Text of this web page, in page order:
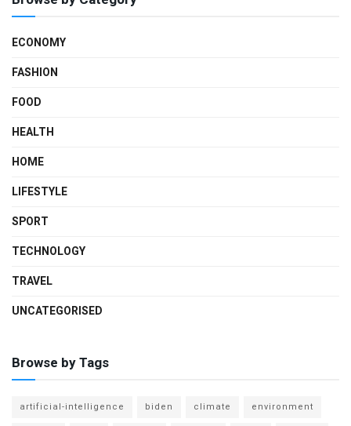
ECONOMY
FASHION
FOOD
HEALTH
HOME
LIFESTYLE
SPORT
TECHNOLOGY
TRAVEL
UNCATEGORISED
Browse by Tags
artificial-intelligence biden climate
environment